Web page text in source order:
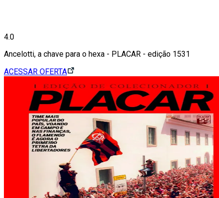
4.0
Ancelotti, a chave para o hexa - PLACAR - edição 1531
ACESSAR OFERTA